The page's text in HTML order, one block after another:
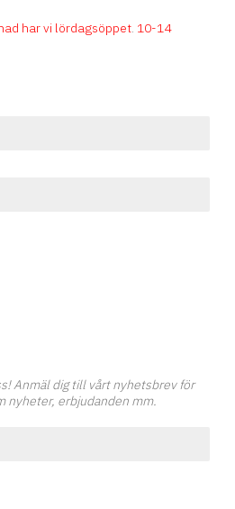
har vi lördagsöppet. 10-14
Anmäl dig till vårt nyhetsbrev för
nyheter, erbjudanden mm.